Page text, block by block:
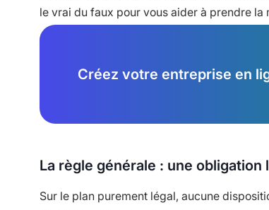
le vrai du faux pour vous aider à prendre
Créez votre entreprise en
La règle générale : une
Sur le plan purement légal, aucune